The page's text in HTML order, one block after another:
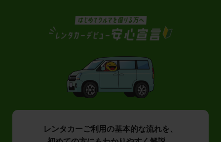
レンタカーご利用の基本的な流れを、